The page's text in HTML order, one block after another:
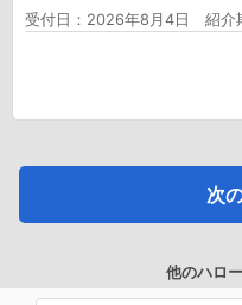
受付日：2026年8月4日 紹介
次
他のハロ